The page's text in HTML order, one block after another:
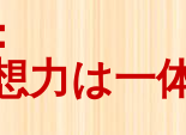
力は一